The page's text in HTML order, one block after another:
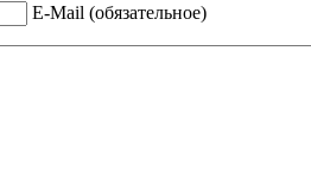
E-Mail (обязательное)